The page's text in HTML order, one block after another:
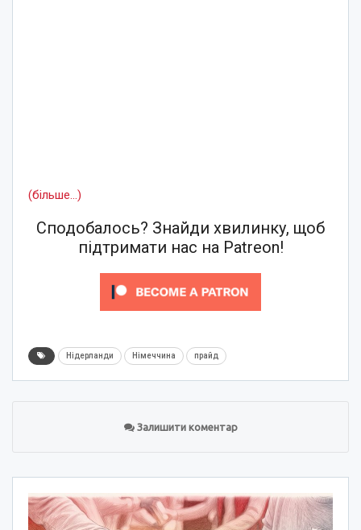
(більше…)
Сподобалось? Знайди хвилинку, щоб
підтримати нас на Patreon!
Нідерланди Німеччина прайд
Залишити коментар